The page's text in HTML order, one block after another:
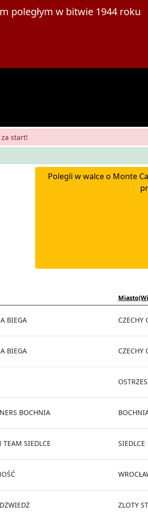
poległym w bitwie 1944 roku
start!
Polegli w walce o Monte
BIEGA CZECHY
BIEGA CZECHY
BOCHNIA
TEAM SIEDLCE SIEDLCE
ZLOTY